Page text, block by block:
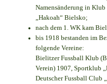
Namensänderung in
„Hakoah“ Bielsko;
nach dem 1. WK kam
bis 1918 bestanden im
folgende Vereine:
Bielitzer Fussball Klub
Verein) 1907, Sportklub
Deutscher Fussball Club